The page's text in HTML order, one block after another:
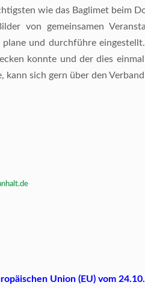
wie das Baglimet beim
von gemeinsamen
plane und durchführe
konnte und der dies
kann sich gern über den
Union (EU) vom